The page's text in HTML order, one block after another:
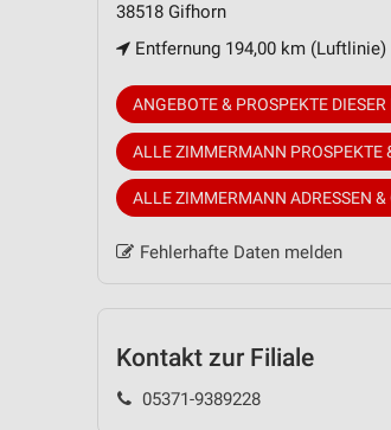
38518 Gifhorn
Entfernung 194,00 km (Luftlinie)
ANGEBOTE & PROSPEKTE
ALLE ZIMMERMANN PROSPEKTE
ALLE ZIMMERMANN ADRESSEN &
Fehlerhafte Daten melden
Kontakt zur Filiale
05371-9389228